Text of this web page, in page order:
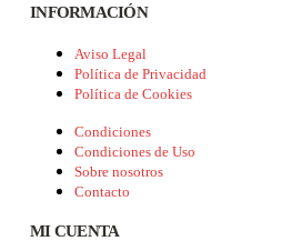
INFORMACIÓN
Aviso Legal
Política de Privacidad
Política de Cookies
Condiciones
Condiciones de Uso
Sobre nosotros
Contacto
MI CUENTA